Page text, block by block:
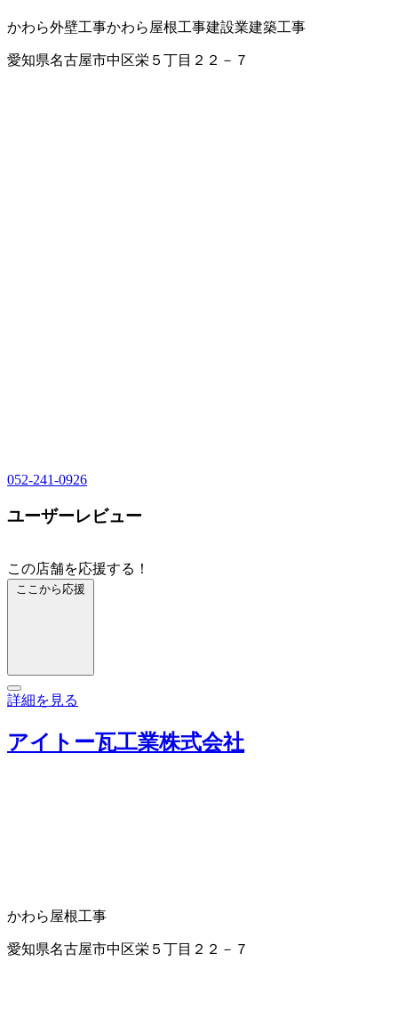
かわら外壁工事かわら屋根工事建設業建築工事
愛知県名古屋市中区栄５丁目２２－７
052-241-0926
ユーザーレビュー
この店舗を応援する！
ここから応援
詳細を見る
アイトー瓦工業株式会社
かわら 屋根工事
愛知県名古屋市中区栄５丁目２２－７